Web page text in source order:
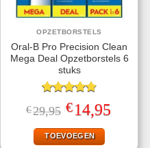
OPZETBORSTELS
Oral-B Pro Precision Clean
Mega Deal Opzetborstels 6
stuks
Gewaardeerd
4.80uit 5
€29,95 Oorspronkelijke
prijs
was:
€29,95.
€14,95prijs
TOEVOEGEN